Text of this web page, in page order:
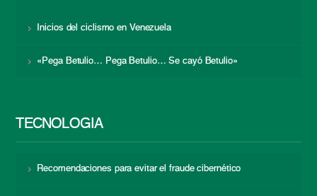
Inicios del ciclismo en Venezuela
«Pega Betulio… Pega Betulio… Se cayó Betulio»
TECNOLOGÍA
Recomendaciones para evitar el fraude cibernético